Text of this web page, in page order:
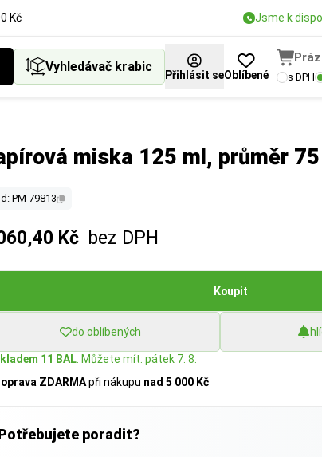
Kč Jsme k
Vyhledávač krabic
Přihlásit seOblíbené s DPH
miska 125 ml, průměr
PM 79813
Kč bez DPH
Koupit
do oblíbených
11 BAL . Můžete mít: pátek 7. 8.
ZDARMApři nákupu nad 5 000 Kč
poradit?